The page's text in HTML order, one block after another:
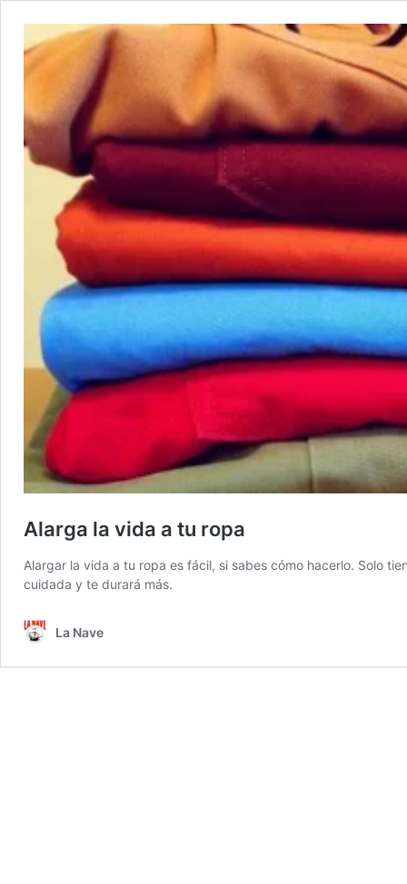
Alarga la vida a tu ropa
Alargar la vida a tu ropa es fácil, si sabes cómo hacerlo. Solo
cuidada y te durará más.
La Nave